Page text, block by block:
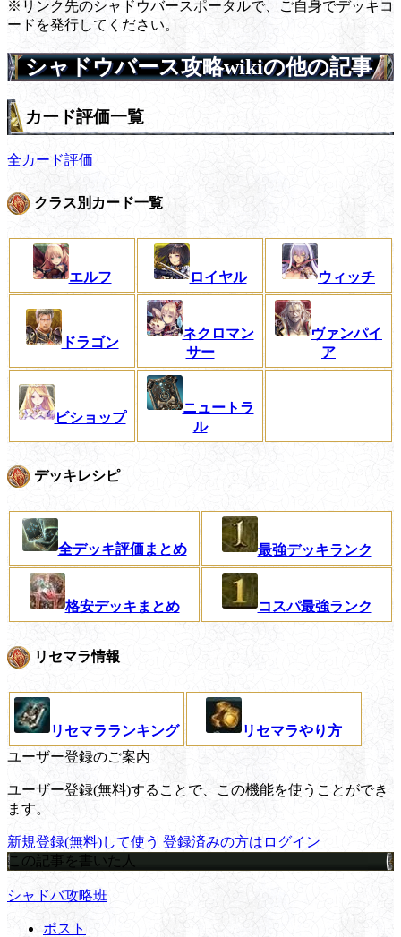
※リンク先のシャドウバースポータルで、ご自身でデッキコ
ードを発行してください。
シャドウバース攻略wikiの他の記事
カード評価一覧
全カード評価
クラス別カード一覧
エルフ ロイヤル ウィッチ
ドラゴン
ネクロマン
サー
ヴァンパイ
ア
ビショップ
ニュートラ
ル
デッキレシピ
全デッキ評価まとめ 最強デッキランク
格安デッキまとめ コスパ最強ランク
リセマラ情報
リセマラランキング
リセマラやり方
ユーザー登録のご案内
ユーザー登録(無料)することで、この機能を使うことができ
ます。
新規登録(無料)して使う 登録済みの方はログイン
この記事を書いた人
シャドバ攻略班
ポスト